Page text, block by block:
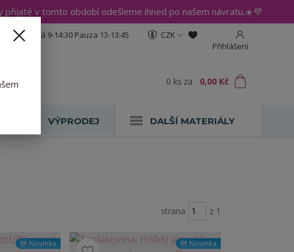
přijaté v tomto období odešleme ihned po našem návratu.☀️💜
CZK
Přihlášení
9-15:30 Pá 9-14:30 Pauza 13-13:45
0 ks za 0,00 Kč
VÝPRODEJ DALŠÍ MATERIÁLY
strana z 1
🆕 Novinka 🆕 Novinka